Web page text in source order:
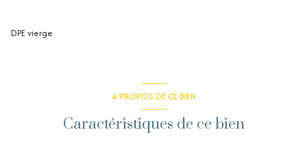
DPE vierge
A PROPOS DE CE BIEN
Caractéristiques de ce bien